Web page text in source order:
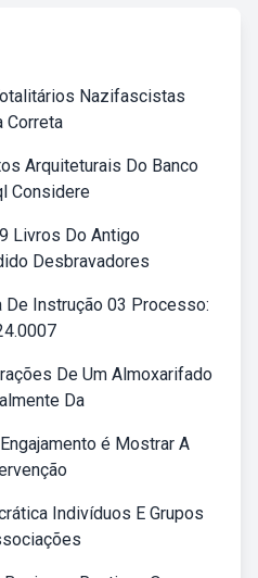
Nazifascistas
Correta
Arquiteturais Do Banco
Considere
Livros Do Antigo
Desbravadores
De Instrução 03 Processo:
De Um Almoxarifado
Da
é Mostrar A
Indivíduos E Grupos